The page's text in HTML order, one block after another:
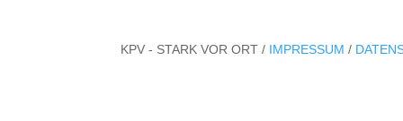
KPV - STARK VOR ORT / IMPRESSUM/